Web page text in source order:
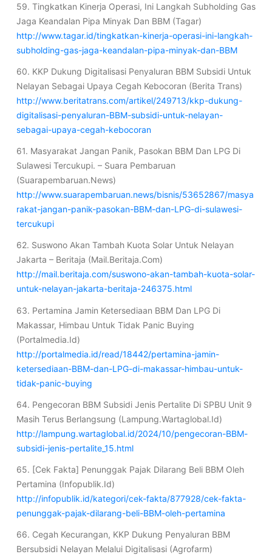
59. Tingkatkan Kinerja Operasi, Ini Langkah Subholding Gas
Jaga Keandalan Pipa Minyak Dan BBM (Tagar)
http://www.tagar.id/tingkatkan-kinerja-operasi-ini-langkah-
subholding-gas-jaga-keandalan-pipa-minyak-dan-BBM
60. KKP Dukung Digitalisasi Penyaluran BBM Subsidi Untuk
Nelayan Sebagai Upaya Cegah Kebocoran (Berita Trans)
http://www.beritatrans.com/artikel/249713/kkp-dukung-
digitalisasi-penyaluran-BBM-subsidi-untuk-nelayan-
sebagai-upaya-cegah-kebocoran
61. Masyarakat Jangan Panik, Pasokan BBM Dan LPG Di
Sulawesi Tercukupi. – Suara Pembaruan
(Suarapembaruan.News)
http://www.suarapembaruan.news/bisnis/53652867/masya
rakat-jangan-panik-pasokan-BBM-dan-LPG-di-sulawesi-
tercukupi
62. Suswono Akan Tambah Kuota Solar Untuk Nelayan
Jakarta – Beritaja (Mail.Beritaja.Com)
http://mail.beritaja.com/suswono-akan-tambah-kuota-solar-
untuk-nelayan-jakarta-beritaja-246375.html
63. Pertamina Jamin Ketersediaan BBM Dan LPG Di
Makassar, Himbau Untuk Tidak Panic Buying
(Portalmedia.Id)
http://portalmedia.id/read/18442/pertamina-jamin-
ketersediaan-BBM-dan-LPG-di-makassar-himbau-untuk-
tidak-panic-buying
64. Pengecoran BBM Subsidi Jenis Pertalite Di SPBU Unit 9
Masih Terus Berlangsung (Lampung.Wartaglobal.Id)
http://lampung.wartaglobal.id/2024/10/pengecoran-BBM-
subsidi-jenis-pertalite_15.html
65. [Cek Fakta] Penunggak Pajak Dilarang Beli BBM Oleh
Pertamina (Infopublik.Id)
http://infopublik.id/kategori/cek-fakta/877928/cek-fakta-
penunggak-pajak-dilarang-beli-BBM-oleh-pertamina
66. Cegah Kecurangan, KKP Dukung Penyaluran BBM
Bersubsidi Nelayan Melalui Digitalisasi (Agrofarm)